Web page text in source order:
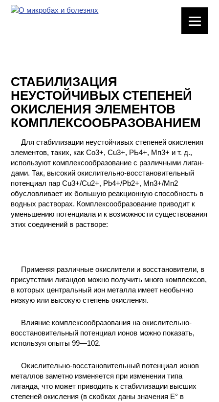
ВРЕДНЫЕ
ФАКТОРЫ
ПРАКТИЧЕСКОЙ
ХИМИИ
ХИМИЯ НА
ПРОИЗВОДСТВЕ
И ХИМИЧЕСКАЯ
ТЕХНОЛОГИЯ
КОНТАКТЫ
СТАБИЛИЗАЦИЯ
НЕУСТОЙЧИВЫХ СТЕПЕНЕЙ
ОКИСЛЕНИЯ ЭЛЕМЕНТОВ
КОМПЛЕКСООБРАЗОВАНИЕМ
Для стабилизации неустойчивых степеней окисления
элементов, таких, как Со3+, Cu3+, РЬ4+, Мп3+ и т. д.,
используют комплексообразование с различными лиган-
дами. Так, высокий окислительно-восстановительный
потенциал пар Cu3+/Cu2+, Pb4+/Pb2+, Mn3+/Mn2
обусловливает их большую реакционную способность в
водных растворах. Комплексообразование приводит к
уменьшению потенциала и к возможности существования
этих соединений в растворе:
Применяя различные окислители и восстановители, в
присутствии лигандов можно получить много комплексов,
в которых центральный ион металла имеет необычно
низкую или высокую степень окисления.
Влияние комплексообразования на окислительно-
восстановительный потенциал ионов можно показать,
используя опыты 99—102.
Окислительно-восстановительный потенциал ионов
металлов заметно изменяется при изменении типа
лиганда, что может приводить к стабилизации высших
степеней окисления (в скобках даны значения Е° в